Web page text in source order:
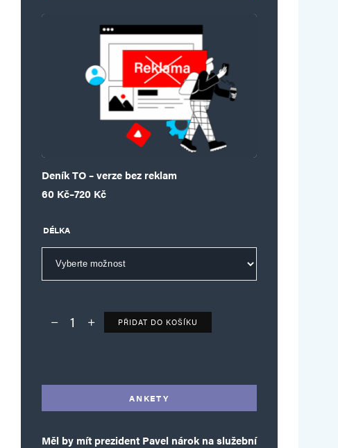
Deník TO – verze bez reklam
60 Kč–720 Kč
Rozpětí cen: 60 Kč až 720 Kč
DÉLKA
Deník TO – verze bez reklam množství
PŘIDAT DO KOŠÍKU
ANKETY
Měl by mít prezident Pavel nárok na služební